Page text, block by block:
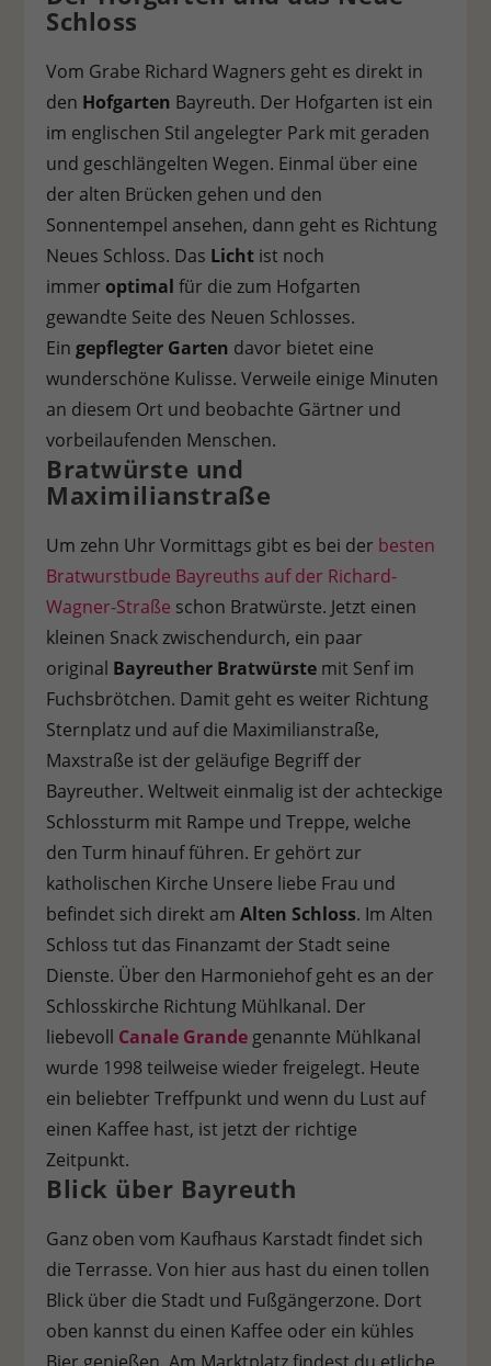
Schloss
Vom Grabe Richard Wagners geht es direkt in
den Hofgarten Bayreuth. Der Hofgarten ist ein
im englischen Stil angelegter Park mit geraden
und geschlängelten Wegen. Einmal über eine
der alten Brücken gehen und den
Sonnentempel ansehen, dann geht es Richtung
Neues Schloss. Das Licht ist noch
immeroptimal für die zum Hofgarten
gewandte Seite des Neuen Schlosses.
Ein gepflegter Garten davor bietet eine
wunderschöne Kulisse. Verweile einige Minuten
an diesem Ort und beobachte Gärtner und
vorbeilaufenden Menschen.
Bratwürste und
Maximilianstraße
Um zehn Uhr Vormittags gibt es bei der besten
Bratwurstbude Bayreuths auf der Richard-
Wagner-Straße schon Bratwürste. Jetzt einen
kleinen Snack zwischendurch, ein paar
original Bayreuther Bratwürste mit Senf im
Fuchsbrötchen. Damit geht es weiter Richtung
Sternplatz und auf die Maximilianstraße,
Maxstraße ist der geläufige Begriff der
Bayreuther. Weltweit einmalig ist der achteckige
Schlossturm mit Rampe und Treppe, welche
den Turm hinauf führen. Er gehört zur
katholischen Kirche Unsere liebe Frau und
befindet sich direkt amAlten Schloss. Im Alten
Schloss tut das Finanzamt der Stadt seine
Dienste. Über den Harmoniehof geht es an der
Schlosskirche Richtung Mühlkanal. Der
liebevoll Canale Grande genannte Mühlkanal
wurde 1998 teilweise wieder freigelegt. Heute
ein beliebter Treffpunkt und wenn du Lust auf
einen Kaffee hast, ist jetzt der richtige
Zeitpunkt.
Blick über Bayreuth
Ganz oben vom Kaufhaus Karstadt findet sich
die Terrasse. Von hier aus hast du einen tollen
Blick über die Stadt und Fußgängerzone. Dort
oben kannst du einen Kaffee oder ein kühles
Verarbeitung Ihrer Daten zuzustimmen, um dieses Angebot
nutzen zu können.
Funktionen der Website zur Verfügung stehen.
Hier finden Sie eine Übersicht über alle verwendeten Cookies.
Sie können Ihre Einwilligung zu ganzen Kategorien geben
oder sich weitere Informationen anzeigen lassen und so nur
bestimmte Cookies auswählen.
Alle akzeptieren Speichern
Zurück
Datenschutzeinstellungen
Essenziell (1)
Essenzielle Cookies ermöglichen grundlegende Funktionen und sind für
die einwandfreie Funktion der Website erforderlich.
Cookie-Informationen anzeigen
Statistiken (1)
Statistik Cookies erfassen Informationen anonym. Diese Informationen
helfen uns zu verstehen, wie unsere Besucher unsere Website nutzen.
Cookie-Informationen anzeigen
Externe Medien (7)
standardmäßig blockiert. Wenn Cookies von externen Medien akzeptiert
werden, bedarf der Zugriff auf diese Inhalte keiner manuellen
Einwilligung mehr.
Cookie-Informationen anzeigen
Impressum